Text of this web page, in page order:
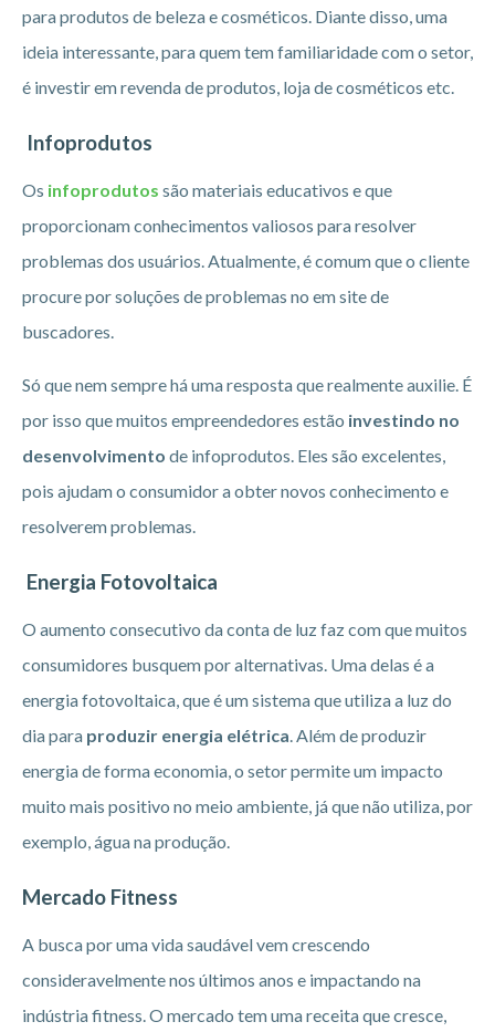
para produtos de beleza e cosméticos. Diante disso, uma
ideia interessante, para quem tem familiaridade com o setor,
é investir em revenda de produtos, loja de cosméticos etc.
Infoprodutos
Os infoprodutos são materiais educativos e que
proporcionam conhecimentos valiosos para resolver
problemas dos usuários. Atualmente, é comum que o cliente
procure por soluções de problemas no em site de
buscadores.
Só que nem sempre há uma resposta que realmente auxilie. É
por isso que muitos empreendedores estão investindo no
desenvolvimento de infoprodutos. Eles são excelentes,
pois ajudam o consumidor a obter novos conhecimento e
resolverem problemas.
Energia Fotovoltaica
O aumento consecutivo da conta de luz faz com que muitos
consumidores busquem por alternativas. Uma delas é a
energia fotovoltaica, que é um sistema que utiliza a luz do
dia para produzir energia elétrica. Além de produzir
energia de forma economia, o setor permite um impacto
muito mais positivo no meio ambiente, já que não utiliza, por
exemplo, água na produção.
Mercado Fitness
A busca por uma vida saudável vem crescendo
consideravelmente nos últimos anos e impactando na
indústria fitness. O mercado tem uma receita que cresce,